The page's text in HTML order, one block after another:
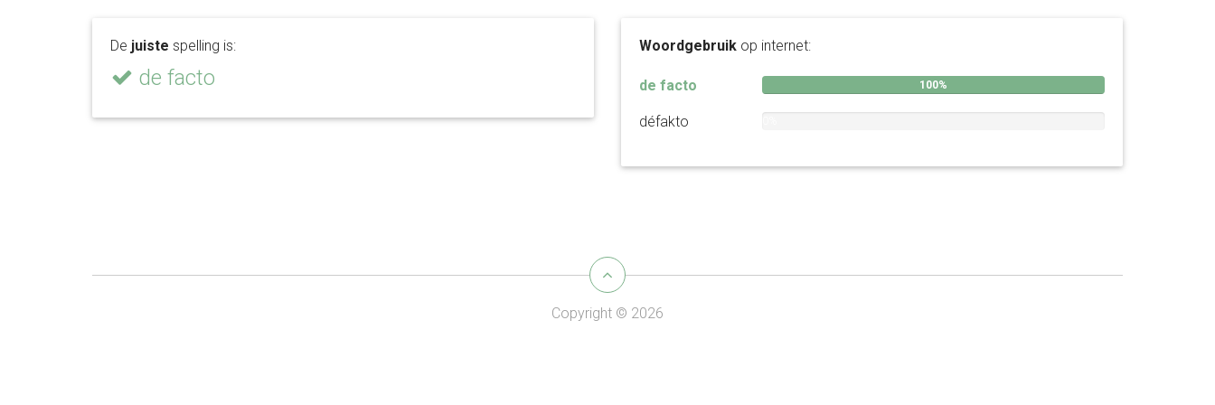
De juiste spelling is:
de facto
Woordgebruik op internet:
de facto 100%
défakto
Copyright © 2026